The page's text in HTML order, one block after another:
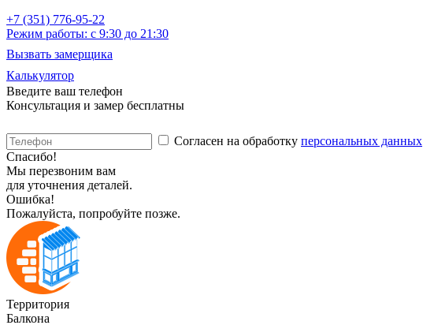
+7 (351) 776-95-22
Режим работы: с 9:30 до 21:30
Вызвать замерщика
Калькулятор
Введите ваш телефон
Консультация и замер бесплатны
Согласен на обработку персональных данных
Спасибо!
Мы перезвоним вам
для уточнения деталей.
Ошибка!
Пожалуйста, попробуйте позже.
Территория
Балкона